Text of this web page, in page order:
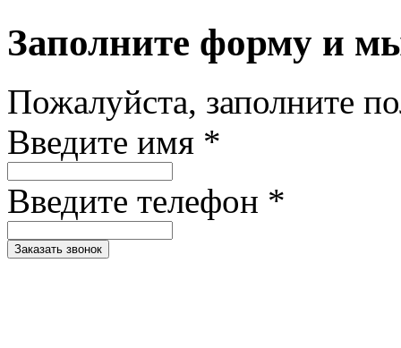
Заполните форму и
Пожалуйста, заполните
Введите имя *
Введите телефон *